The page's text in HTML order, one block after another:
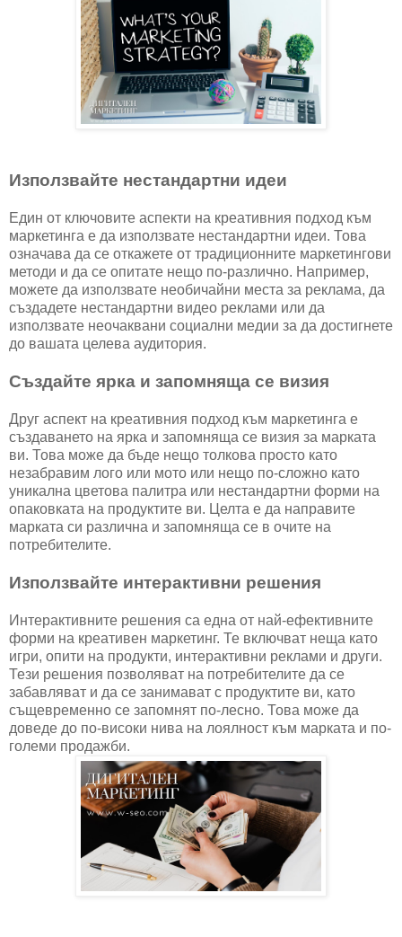
Използвайте нестандартни идеи
Един от ключовите аспекти на креативния подход към
маркетинга е да използвате нестандартни идеи. Това
означава да се откажете от традиционните маркетингови
методи и да се опитате нещо по-различно. Например,
можете да използвате необичайни места за реклама, да
създадете нестандартни видео реклами или да
използвате неочаквани социални медии за да достигнете
до вашата целева аудитория.
Създайте ярка и запомняща се визия
Друг аспект на креативния подход към маркетинга е
създаването на ярка и запомняща се визия за марката
ви. Това може да бъде нещо толкова просто като
незабравим лого или мото или нещо по-сложно като
уникална цветова палитра или нестандартни форми на
опаковката на продуктите ви. Целта е да направите
марката си различна и запомняща се в очите на
потребителите.
Използвайте интерактивни решения
Интерактивните решения са една от най-ефективните
форми на креативен маркетинг. Те включват неща като
игри, опити на продукти, интерактивни реклами и други.
Тези решения позволяват на потребителите да се
забавляват и да се занимават с продуктите ви, като
същевременно се запомнят по-лесно. Това може да
доведе до по-високи нива на лоялност към марката и по-
големи продажби.